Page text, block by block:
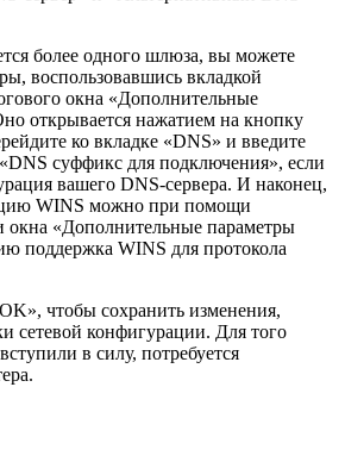
более одного шлюза, вы можете
воспользовавшись вкладкой
окна «Дополнительные
открывается нажатием на кнопку
ко вкладке «DNS» и введите
суффикс для подключения», если
вашего DNS-сервера. И наконец,
WINS можно при помощи
окна «Дополнительные параметры
поддержка WINS для протокола
чтобы сохранить изменения,
сетевой конфигурации. Для того
в силу, потребуется